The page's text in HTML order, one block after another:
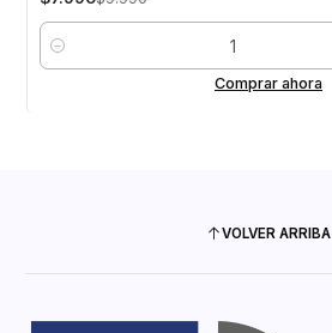
Cantidad
Comprar ahora
VOLVER ARRIBA